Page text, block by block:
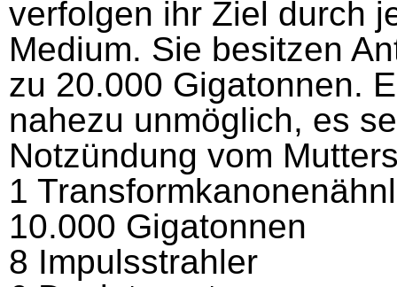
verfolgen ihr Ziel durch
Medium. Sie besitzen
zu 20.000 Gigatonnen.
nahezu unmöglich, es
Notzündung vom
1
10.000 Gigatonnen
8 Impulsstrahler